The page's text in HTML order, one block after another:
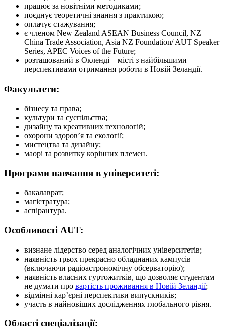
працює за новітніми методиками;
поєднує теоретичні знання з практикою;
оплачує стажування;
є членом New Zealand ASEAN Business Council, NZ
China Trade Association, Asia NZ Foundation/ AUT Speaker
Series, APEC Voices of the Future;
розташований в Окленді – місті з найбільшими
перспективами отримання роботи в Новій Зеландії.
Факультети:
бізнесу та права;
культури та суспільства;
дизайну та креативних технологій;
охорони здоров’я та екології;
мистецтва та дизайну;
маорі та розвитку корінних племен.
Програми навчання в університеті:
бакалаврат;
магістратура;
аспірантура.
Особливості AUT:
визнане лідерство серед аналогічних університетів;
наявність трьох прекрасно обладнаних кампусів
(включаючи радіоастрономічну обсерваторію);
наявність власних гуртожитків, що дозволяє студентам
не думати про вартість проживання в Новій Зеландії;
відмінні кар’єрні перспективи випускників;
участь в найновіших дослідженнях глобального рівня.
Області спеціалізації: